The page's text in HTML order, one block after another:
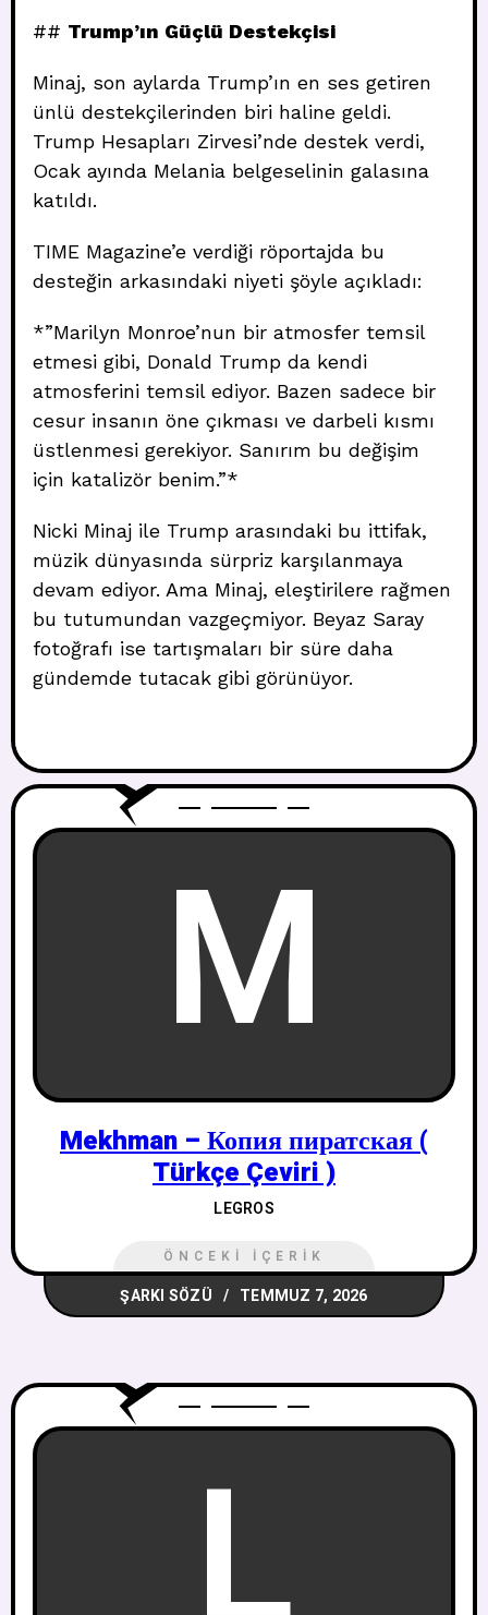
## Trump’ın Güçlü Destekçisi
Minaj, son aylarda Trump’ın en ses getiren
ünlü destekçilerinden biri haline geldi.
Trump Hesapları Zirvesi’nde destek verdi,
Ocak ayında Melania belgeselinin galasına
katıldı.
TIME Magazine’e verdiği röportajda bu
desteğin arkasındaki niyeti şöyle açıkladı:
*”Marilyn Monroe’nun bir atmosfer temsil
etmesi gibi, Donald Trump da kendi
atmosferini temsil ediyor. Bazen sadece bir
cesur insanın öne çıkması ve darbeli kısmı
üstlenmesi gerekiyor. Sanırım bu değişim
için katalizör benim.”*
Nicki Minaj ile Trump arasındaki bu ittifak,
müzik dünyasında sürpriz karşılanmaya
devam ediyor. Ama Minaj, eleştirilere rağmen
bu tutumundan vazgeçmiyor. Beyaz Saray
fotoğrafı ise tartışmaları bir süre daha
gündemde tutacak gibi görünüyor.
M
Mekhman – Копия пиратская (
Türkçe Çeviri )
LEGROS
ÖNCEKI İÇERIK
ŞARKI SÖZÜ TEMMUZ 7, 2026